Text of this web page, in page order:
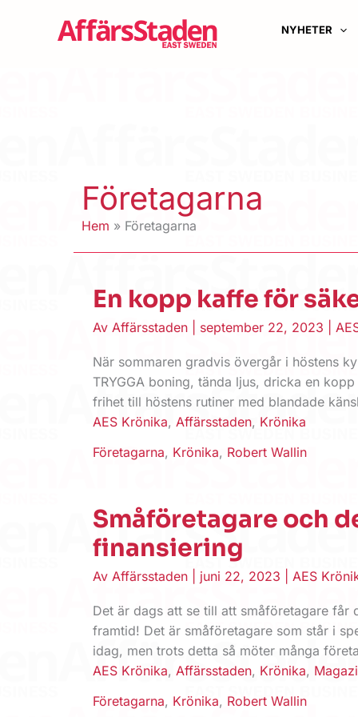
NYHETER
Företagarna
Hem Företagarna
En kopp kaffe för
Av Affärsstaden september 22, 2023
När sommaren gradvis övergår i höstens
TRYGGA boning, tända ljus, dricka en
frihet till höstens rutiner med blandade
AES Krönika, Affärsstaden, Krönika
Företagarna, Krönika, Robert Wallin
Småföretagare och
finansiering
Av Affärsstaden juni 22, 2023 AES
Det är dags att se till att ­små­­­före­tagare
framtid! Det är småföretagare som står i
idag, men trots detta så möter många
AES Krönika, Affärsstaden, Krönika,
Företagarna, Krönika, Robert Wallin